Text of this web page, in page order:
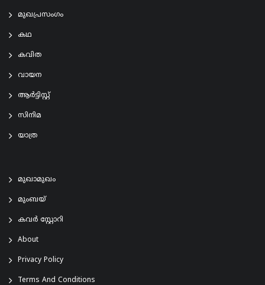
മുഖപ്രസംഗം
കഥ
കവിത
വായന
ആര്‍ട്ടിസ്റ്റ്
സിനിമ
യാത്ര
മുഖാമുഖം
മുംബയ്
കവർ സ്റ്റോറി
About
Privacy Policy
Terms And Conditions